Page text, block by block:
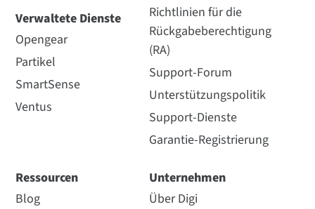
Verwaltete Dienste
Opengear
Partikel
SmartSense
Ventus
Richtlinien für die
Rückgabeberechtigung
(RA)
Support-Forum
Unterstützungspolitik
Support-Dienste
Garantie-Registrierung
Ressourcen
Blog
Unternehmen
Über Digi